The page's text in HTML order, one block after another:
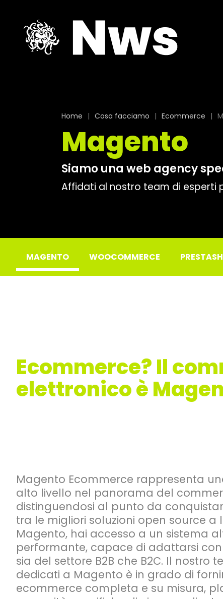
Home | Cosa facciamo | Ecommerce |
Magento
Siamo una web agency
Affidati al nostro team di
MAGENTO WOOCOMMERCE
Ecommerce? Il
elettronico è
Magento Ecommerce rappresenta
alto livello nel panorama del
distinguendosi al punto da
tra le migliori soluzioni open source a
Magento, hai accesso a un sistema
performante, capace di adattarsi
sia del settore B2B che B2C. Il nostro
dedicati a Magento è in grado di
ecommerce completa e su misura,